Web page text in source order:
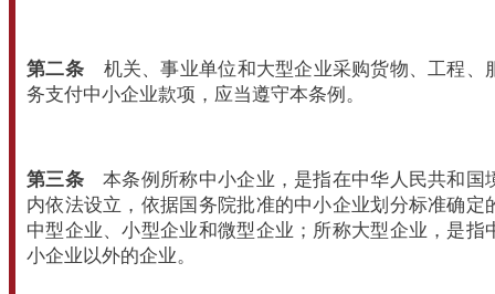
第二条
机关、事业单位和大型企业采购货物、工程、
务支付中小企业款项，应当遵守本条例。
第三条本条例所称中小企业，是指在中华人民共和国
内依法设立，依据国务院批准的中小企业划分标准确定
中型企业、小型企业和微型企业；所称大型企业，是指
小企业以外的企业。